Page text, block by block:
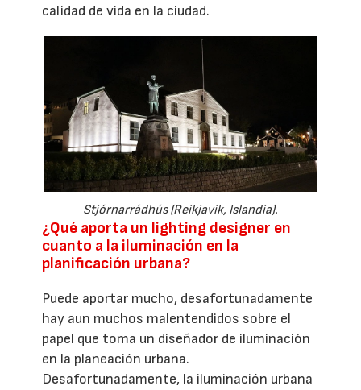
calidad de vida en la ciudad.
Stjórnarrádhús (Reikjavik, Islandia).
¿Qué aporta un lighting designer en
cuanto a la iluminación en la
planificación urbana?
Puede aportar mucho, desafortunadamente
hay aun muchos malentendidos sobre el
papel que toma un diseñador de iluminación
en la planeación urbana.
Desafortunadamente, la iluminación urbana